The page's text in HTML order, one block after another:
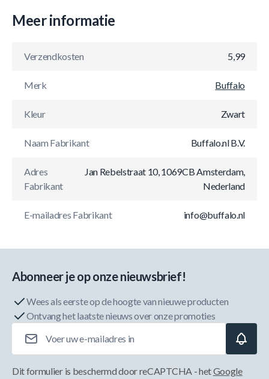
Meer informatie
Verzendkosten 5,99
Merk Buffalo
Kleur Zwart
Naam Fabrikant Buffalo.nl B.V.
Adres
Fabrikant
Jan Rebelstraat 10, 1069CB Amsterdam,
Nederland
E-mailadres Fabrikant info@buffalo.nl
Abonneer je op onze nieuwsbrief!
Wees als eerste op de hoogte van nieuwe producten
Ontvang het laatste nieuws over onze promoties
Dit formulier is beschermd door reCAPTCHA - hetGoogle